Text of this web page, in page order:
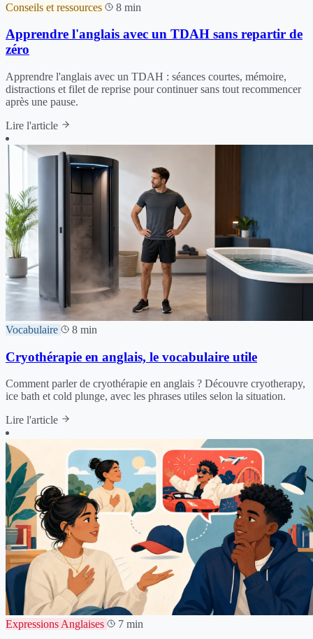
Conseils et ressources 8 min
Apprendre l'anglais avec un TDAH sans repartir de
zéro
Apprendre l'anglais avec un TDAH : séances courtes, mémoire,
distractions et filet de reprise pour continuer sans tout recommencer
après une pause.
Lire l'article
Vocabulaire 8 min
Cryothérapie en anglais, le vocabulaire utile
Comment parler de cryothérapie en anglais ? Découvre cryotherapy,
ice bath et cold plunge, avec les phrases utiles selon la situation.
Lire l'article
Expressions Anglaises 7 min